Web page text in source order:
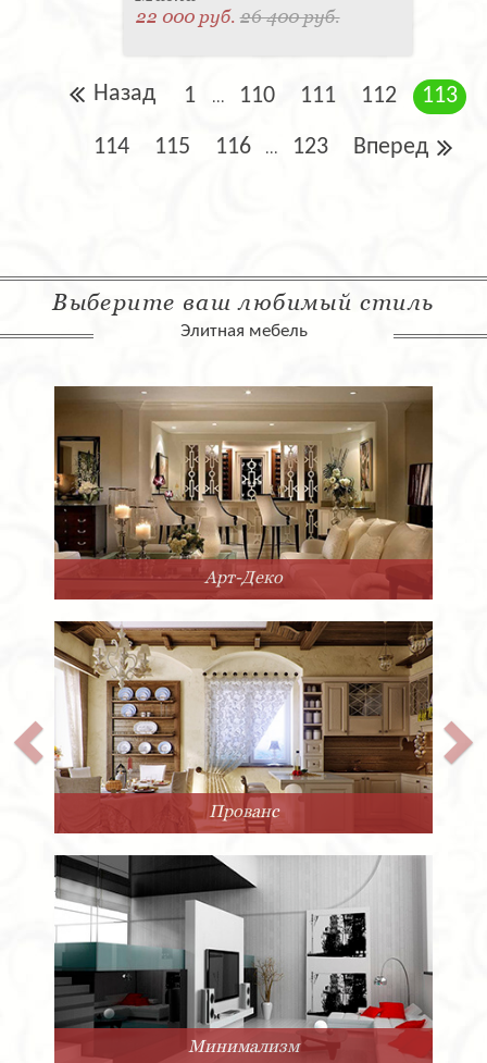
22 000 руб.26 400 руб.
Назад 1 ... 110 111 112 113
114 115 116 ... 123 Вперед
Выберите ваш любимый стиль
Элитная мебель
Арт-Деко
Прованс
Минимализм